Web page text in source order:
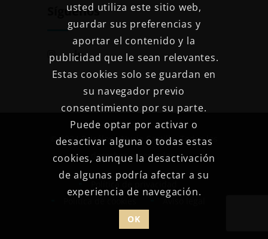
Síguenos
© 2024 Psicóloga Nuria Castillo. Todos los
derechos reservados.
Política de privacidad
Política de cookies
Aviso legal
usted utiliza este sitio web,
guardar sus preferencias y
aportar el contenido y la
publicidad que le sean relevantes.
Estas cookies solo se guardan en
su navegador previo
consentimiento por su parte.
Puede optar por activar o
desactivar alguna o todas estas
cookies, aunque la desactivación
de algunas podría afectar a su
experiencia de navegación.
OK